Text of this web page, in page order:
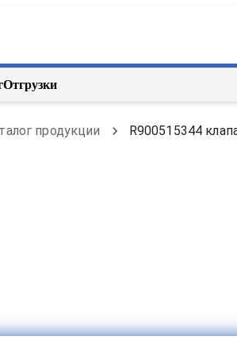
Отгрузки
продукции R900515344